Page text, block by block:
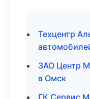
Техцентр
ЗАО Центр
в Омск
ГК Сервис